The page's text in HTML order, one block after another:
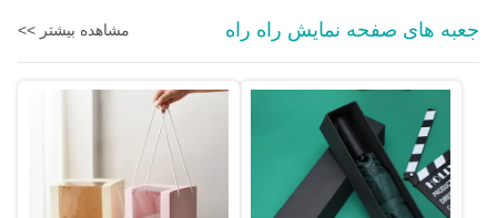
جعبه های صفحه نمایش راه راه مشاهده بیشتر >>